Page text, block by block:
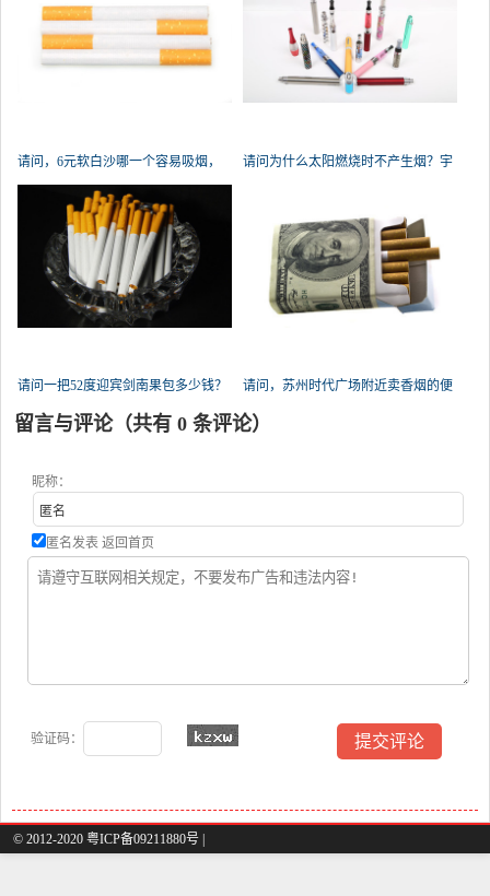
请问，6元软白沙哪一个容易吸烟，
请问为什么太阳燃烧时不产生烟？宇
请问一把52度迎宾剑南果包多少钱？
请问，苏州时代广场附近卖香烟的便
利
留言与评论（共有 0 条评论）
昵称：
匿名发表 返回首页
验证码：
© 2012-2020 粤ICP备09211880号 |